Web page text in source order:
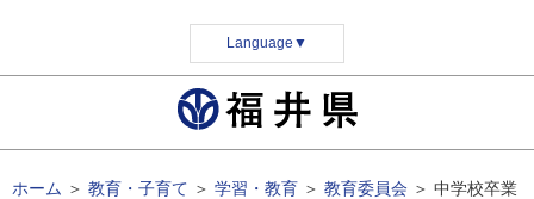
Language ▼
ホーム ＞ 教育・子育て ＞ 学習・教育 ＞ 教育委員会 ＞ 中学校卒業